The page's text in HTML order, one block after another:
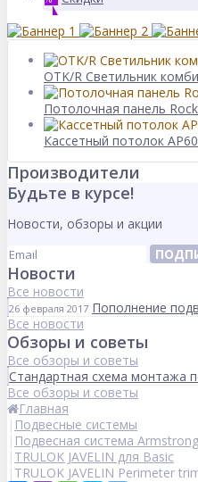
OTK/R Светильник
Потолочная панель
Кассетный потолок
Производители
Будьте в курсе!
Новости, обзоры и акции
Новости
Все новости
26 февраля 2017 Пополнение
Все новости
Обзоры и советы
Все обзоры и советы
Стандартная схема монтажа
Все обзоры и советы
Главная
Подвесные системы
Подвесная система Armstrong
TRULOK JAVELIN для Basic
TRULOK JAVELIN Perimeter